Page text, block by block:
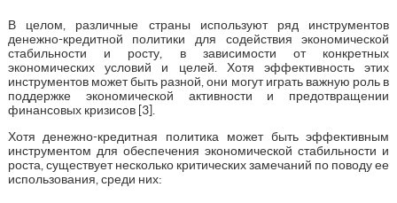
В целом, различные страны используют ряд инструментов
денежно-кредитной политики для содействия экономической
стабильности и росту, в зависимости от конкретных
экономических условий и целей. Хотя эффективность этих
инструментов может быть разной, они могут играть важную роль в
поддержке экономической активности и предотвращении
финансовых кризисов [3].
Хотя денежно-кредитная политика может быть эффективным
инструментом для обеспечения экономической стабильности и
роста, существует несколько критических замечаний по поводу ее
использования, среди них: